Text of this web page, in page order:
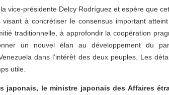
vice-présidente Delcy Rodríguez et espère que
à concrétiser le consensus important
traditionnelle, à approfondir la coopération
un nouvel élan au développement du
dans l’intérêt des deux peuples. Les
utile.
japonais, le ministre japonais des Affaires